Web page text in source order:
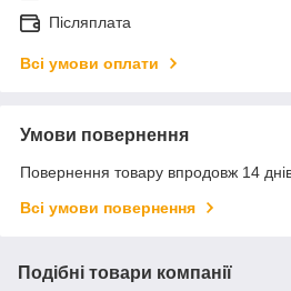
Післяплата
Всі умови оплати
Умови повернення
Повернення товару впродовж 14
Всі умови повернення
Подібні товари компанії